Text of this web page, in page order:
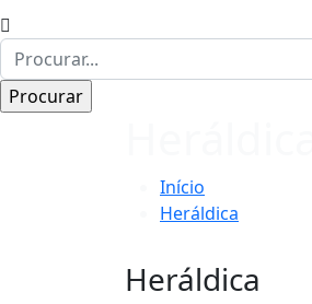
Início
Heráldica
Heráldica